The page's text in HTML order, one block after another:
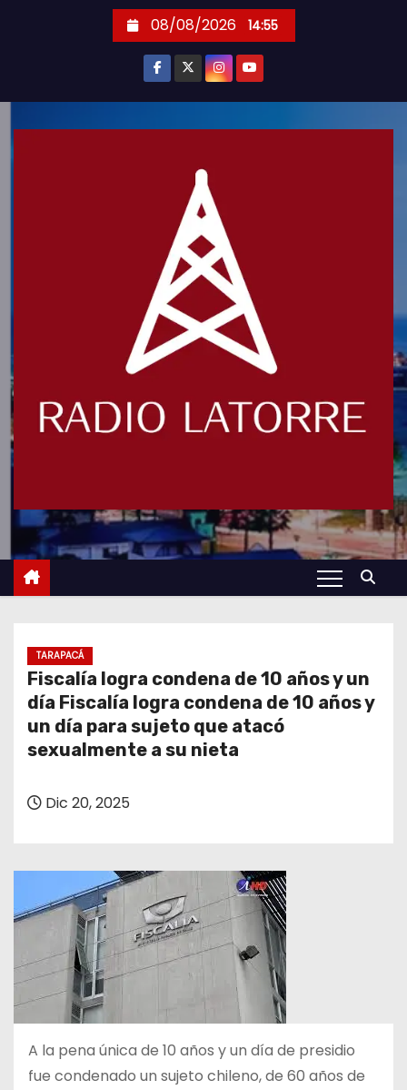
08/08/2026 14:55
TARAPACÁ
Fiscalía logra condena de 10 años y un
día Fiscalía logra condena de 10 años y
un día para sujeto que atacó
sexualmente a su nieta
Dic 20, 2025
A la pena única de 10 años y un día de presidio
fue condenado un sujeto chileno, de 60 años de